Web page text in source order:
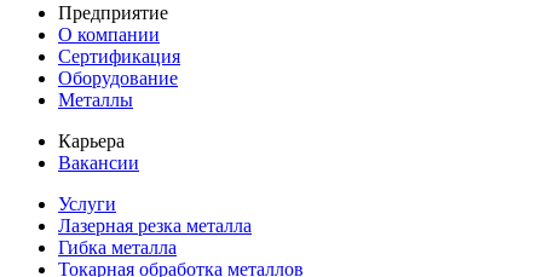
Предприятие
О компании
Сертификация
Оборудование
Металлы
Карьера
Вакансии
Услуги
Лазерная резка металла
Гибка металла
Токарная обработка металлов